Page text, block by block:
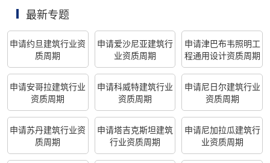
最新专题
申请约旦建筑行业资
质周期
申请爱沙尼亚建筑行
业资质周期
申请津巴布韦照明工
程通用设计资质周期
申请安哥拉建筑行业
资质周期
申请科威特建筑行业
资质周期
申请尼日尔建筑行业
资质周期
申请苏丹建筑行业资
质周期
申请塔吉克斯坦建筑
行业资质周期
申请尼加拉瓜建筑行
业资质周期